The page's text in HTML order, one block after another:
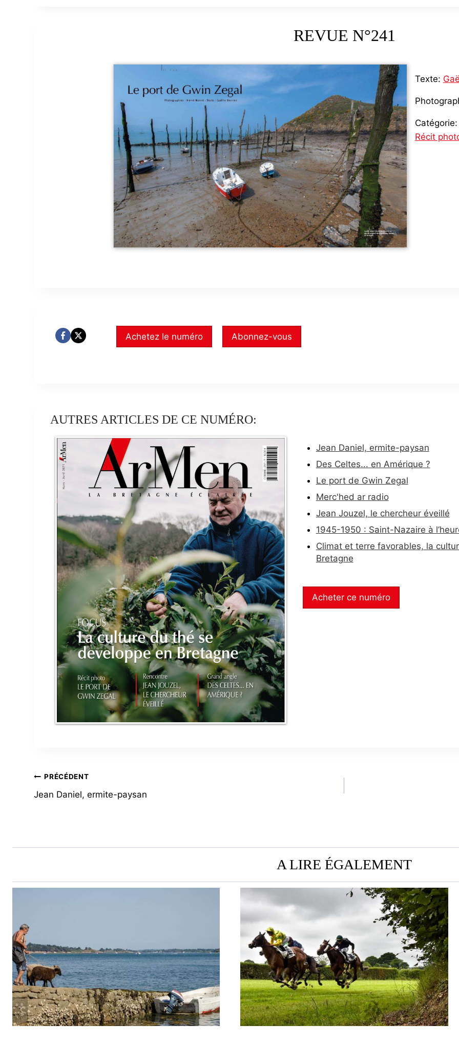
REVUE N°241
Texte:
Catégorie:
Récit
Achetez le numéro Abonnez-vous
AUTRES ARTICLES DE CE NUMÉRO:
Jean Daniel, ermite-paysan
Des Celtes... en Amérique ?
Le port de Gwin Zegal
Merc'hed ar radio
Jean Jouzel, le chercheur éveillé
1945-1950 : Saint-Nazaire à
Climat et terre favorables, la
Bretagne
Acheter ce numéro
NAVIGATION
DE
PRÉCÉDENT
Jean Daniel, ermite-paysan
A LIRE ÉGALEMENT